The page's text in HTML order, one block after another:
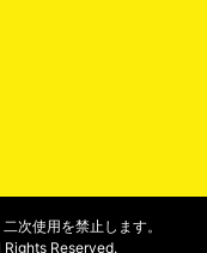
次使用を禁止します。
Reserved.